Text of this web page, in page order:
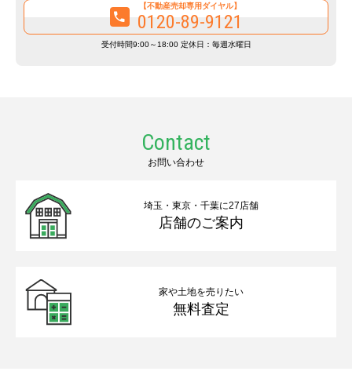
【不動産売却専用ダイヤル】
0120-89-9121
受付時間9:00～18:00 定休日：毎週水曜日
Contact
お問い合わせ
埼玉・東京・千葉に27店舗
店舗のご案内
家や土地を売りたい
無料査定